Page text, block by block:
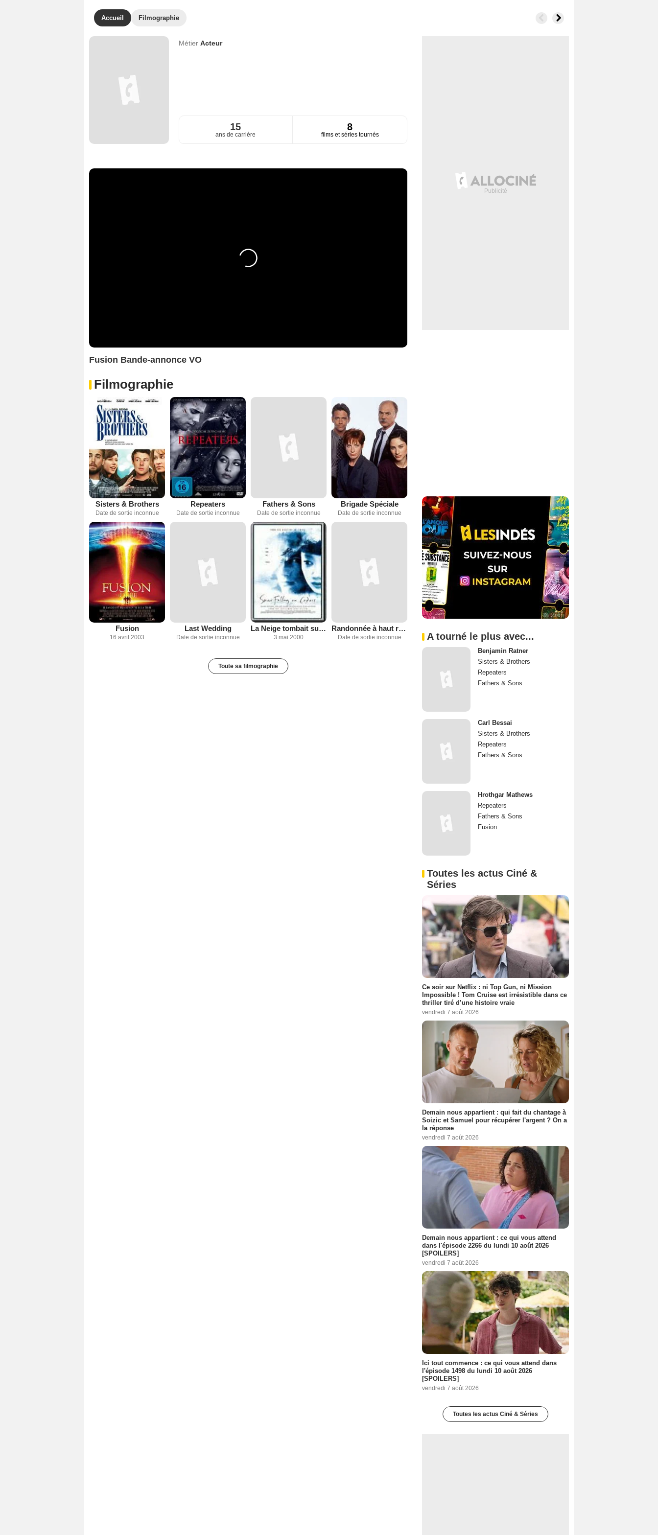
Accueil Filmographie
Métier Acteur
15
ans de carrière
8
films et séries tournés
Fusion Bande-annonce VO
Filmographie
Sisters & Brothers
Date de sortie inconnue
Repeaters
Date de sortie inconnue
Fathers & Sons
Date de sortie inconnue
Brigade Spéciale
Date de sortie inconnue
Fusion
16 avril 2003
Last Wedding
Date de sortie inconnue
La Neige tombait sur les cèdres
3 mai 2000
Randonnée à haut risque
Date de sortie inconnue
Toute sa filmographie
A tourné le plus avec...
Benjamin Ratner
Sisters & Brothers
Repeaters
Fathers & Sons
Carl Bessai
Sisters & Brothers
Repeaters
Fathers & Sons
Hrothgar Mathews
Repeaters
Fathers & Sons
Fusion
Toutes les actus Ciné &
Séries
Ce soir sur Netflix : ni Top Gun, ni Mission
Impossible ! Tom Cruise est irrésistible dans ce
thriller tiré d’une histoire vraie
vendredi 7 août 2026
Demain nous appartient : qui fait du chantage à
Soizic et Samuel pour récupérer l'argent ? On a
la réponse
vendredi 7 août 2026
Demain nous appartient : ce qui vous attend
dans l'épisode 2266 du lundi 10 août 2026
[SPOILERS]
vendredi 7 août 2026
Ici tout commence : ce qui vous attend dans
l'épisode 1498 du lundi 10 août 2026
[SPOILERS]
vendredi 7 août 2026
Toutes les actus Ciné & Séries